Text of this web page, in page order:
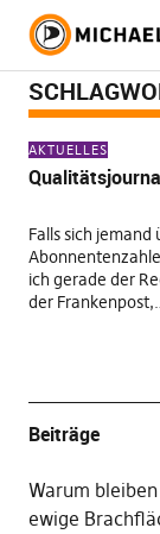
AKTUELLES
Falls sich
ich gerade der
der
Beiträge
Warum
ewige